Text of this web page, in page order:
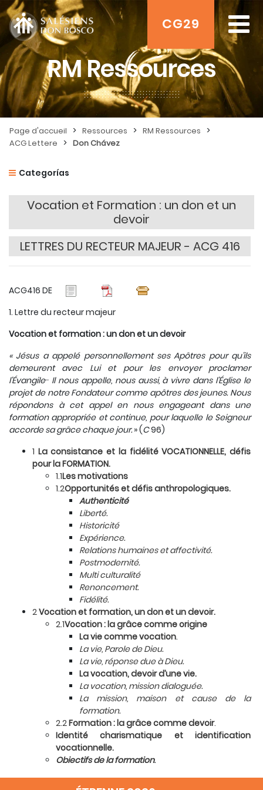
CG29
RM Ressources
Page d'accueil > Ressources > RM Ressources >
ACG Lettere > Don Chávez
Categorías
Vocation et Formation : un don et un
devoir
LETTRES DU RECTEUR MAJEUR - ACG 416
ACG416 DE
1. Lettre du recteur majeur
Vocation et formation: un don et un devoir
« Jésus a appelé personnellement ses Apôtres pour qu'ils
demeurent avec Lui et pour les envoyer proclamer
l'Évangile… Il nous appelle, nous aussi, à vivre dans l'Église le
projet de notre Fondateur comme apôtres des jeunes. Nous
répondons à cet appel en nous engageant dans une
formation appropriée et continue, pour laquelle le Seigneur
accorde sa grâce chaque jour.» (C96)
1 La consistance et la fidélité VOCATIONNELLE, défis
pour la FORMATION.
1.1Les motivations
1.2Opportunités et défis anthropologiques.
Authenticité
Liberté.
Historicité
Expérience.
Relations humaines et affectivité.
Postmodernité.
Multi culturalité
Renoncement.
Fidélité.
2Vocation et formation, un don et un devoir.
2.1Vocation : la grâce comme origine
La vie comme vocation.
La vie, Parole de Dieu.
La vie, réponse due à Dieu.
La vocation, devoir d’une vie.
La vocation, mission dialoguée.
La mission, maison et cause de la
formation.
2.2Formation : la grâce comme devoir.
Identité charismatique et identification
vocationnelle.
Objectifs de la formation.
Christ Bon Pasteur